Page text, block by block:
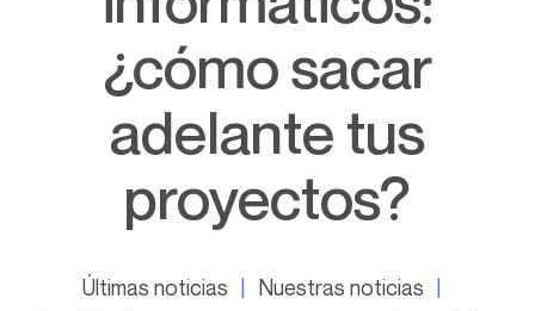
¿cómo sacar
adelante tus
proyectos?
Últimas noticias
Nuestras noticias